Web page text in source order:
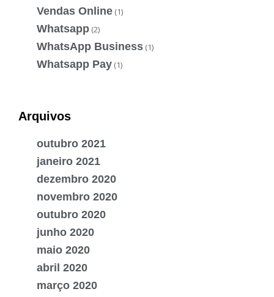
Vendas Online (1)
Whatsapp (2)
WhatsApp Business (1)
Whatsapp Pay (1)
Arquivos
outubro 2021
janeiro 2021
dezembro 2020
novembro 2020
outubro 2020
junho 2020
maio 2020
abril 2020
março 2020